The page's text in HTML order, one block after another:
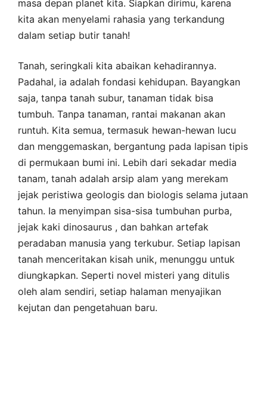
masa depan planet kita. Siapkan dirimu, karena
kita akan menyelami rahasia yang terkandung
dalam setiap butir tanah!
Tanah, seringkali kita abaikan kehadirannya.
Padahal, ia adalah fondasi kehidupan. Bayangkan
saja, tanpa tanah subur, tanaman tidak bisa
tumbuh. Tanpa tanaman, rantai makanan akan
runtuh. Kita semua, termasuk hewan-hewan lucu
dan menggemaskan, bergantung pada lapisan tipis
di permukaan bumi ini. Lebih dari sekadar media
tanam, tanah adalah arsip alam yang merekam
jejak peristiwa geologis dan biologis selama jutaan
tahun. Ia menyimpan sisa-sisa tumbuhan purba,
jejak kaki dinosaurus , dan bahkan artefak
peradaban manusia yang terkubur. Setiap lapisan
tanah menceritakan kisah unik, menunggu untuk
diungkapkan. Seperti novel misteri yang ditulis
oleh alam sendiri, setiap halaman menyajikan
kejutan dan pengetahuan baru.